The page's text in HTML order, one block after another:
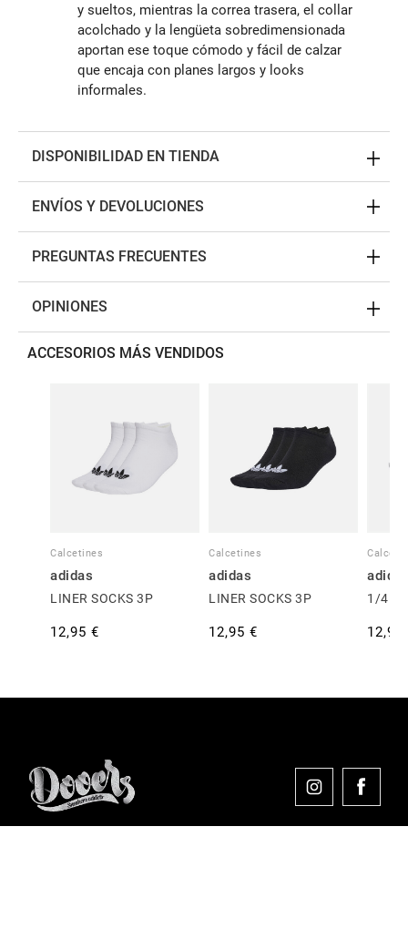
y sueltos, mientras la correa trasera, el collar
acolchado y la lengüeta sobredimensionada
aportan ese toque cómodo y fácil de calzar
que encaja con planes largos y looks
informales.
DISPONIBILIDAD EN TIENDA
ENVÍOS Y DEVOLUCIONES
PREGUNTAS FRECUENTES
OPINIONES
ACCESORIOS MÁS VENDIDOS
Calcetines
adidas
LINER SOCKS 3P
12,95 €
Calcetines
adidas
LINER SOCKS 3P
12,95 €
1/4
12,95